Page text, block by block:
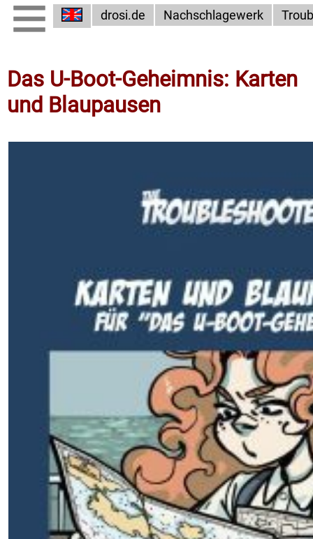
drosi.de Nachschlagewerk
Das U-Boot-Geheimnis: Karten
und Blaupausen